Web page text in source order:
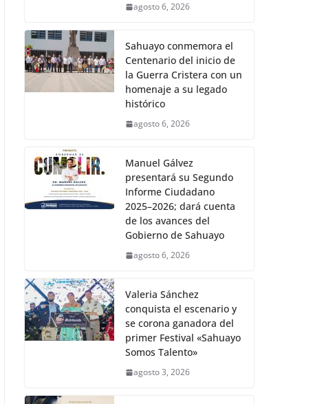
agosto 6, 2026
Sahuayo conmemora el
Centenario del inicio de
la Guerra Cristera con un
homenaje a su legado
histórico
agosto 6, 2026
Manuel Gálvez
presentará su Segundo
Informe Ciudadano
2025–2026; dará cuenta
de los avances del
Gobierno de Sahuayo
agosto 6, 2026
Valeria Sánchez
conquista el escenario y
se corona ganadora del
primer Festival «Sahuayo
Somos Talento»
agosto 3, 2026